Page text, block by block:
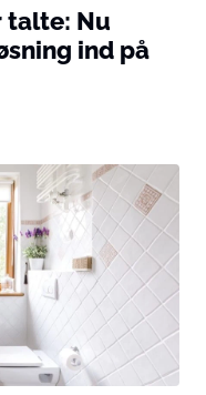
talte: Nu
ind på